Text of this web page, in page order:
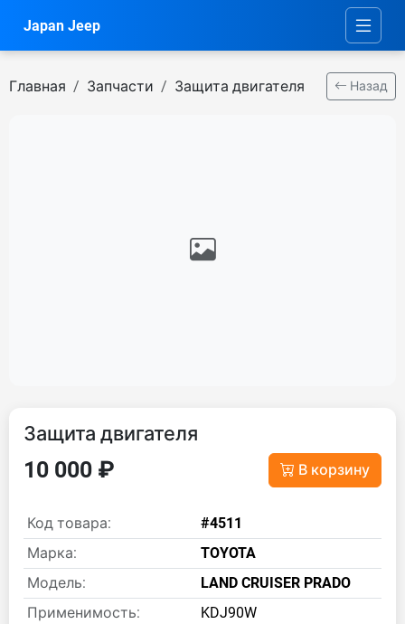
Japan Jeep
Главная Запчасти Защита двигателя Назад
Защита двигателя
10 000 ₽ В корзину
Код товара:
#4511
Марка:
TOYOTA
Модель:
LAND CRUISER PRADO
Применимость:
KDJ90W